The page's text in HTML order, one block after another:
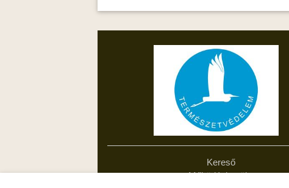
Kereső
Működési terület